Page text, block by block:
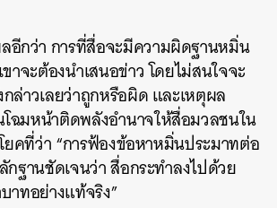
อีกว่า การที่สื่อจะมีความผิดฐานหมิ่น
าจะต้องนำเสนอข่าว โดยไม่สนใจจะ
ล่าวเลยว่าถูกหรือผิด และเหตุผล
ฉมหน้าติดพลังอำนาจให้สื่อมวลชนใน
ยคที่ว่า “การฟ้องข้อหาหมิ่นประมาทต่อ
ฐานชัดเจนว่า สื่อกระทำลงไปด้วย
าทอย่างแท้จริง”